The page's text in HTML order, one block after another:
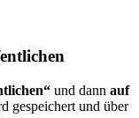
und dann auf
gespeichert und über